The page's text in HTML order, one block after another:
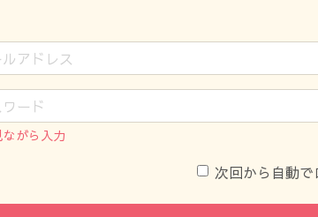
ながら入力
次回から自動で